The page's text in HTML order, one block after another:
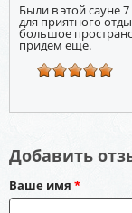
Были в этой сауне
для приятного
большое
придем еще.
Добавить
Ваше имя *